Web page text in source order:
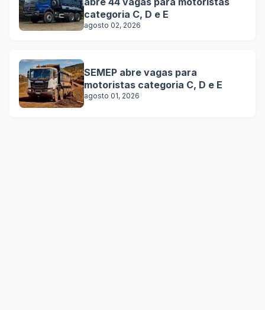
categoria C, D e E
agosto 02, 2026
SEMEP abre vagas para
motoristas categoria C, D e E
agosto 01, 2026